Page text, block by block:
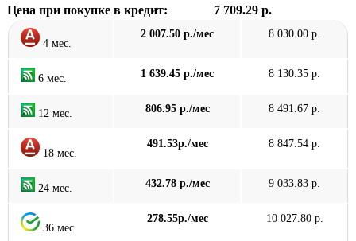
Цена при покупке в кредит: 7 709.29 р.
4 мес.
2 007.50 р./мес 8 030.00 р.
6 мес. 1 639.45 р./мес 8 130.35 р.
12 мес. 806.95 р./мес 8 491.67 р.
18 мес.
491.53р./мес 8 847.54 р.
24 мес. 432.78 р./мес 9 033.83 р.
36 мес.
278.55р./мес 10 027.80 р.